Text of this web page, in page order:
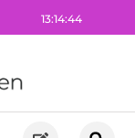
13:14:45